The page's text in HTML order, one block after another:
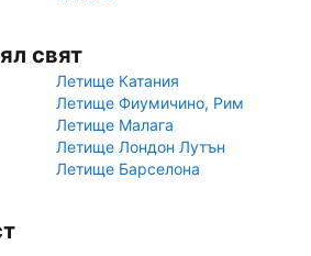
свят
Летище Катания
Летище Фиумичино, Рим
Летище Малага
Летище Лондон Лутън
Летище Барселона